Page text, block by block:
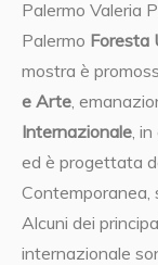
Palermo Valeria
Palermo Foresta
mostra è
e Arte,
Internazionale,
ed è progettata
Contemporanea,
Alcuni dei
internazionale